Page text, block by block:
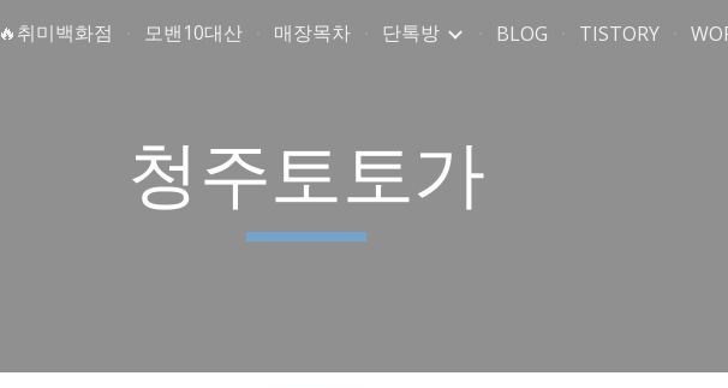
Skip to main content Skip to navigation
🔥취미백화점 모밴10대산 매장목차 단톡방 BLOG TISTORY
청주토토가